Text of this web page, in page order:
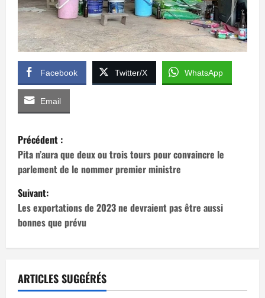
Facebook Twitter/X WhatsApp
Email
N
a
v
i
g
t
Précédent :
Pita n’aura que deux ou trois tours pour convaincre le
parlement de le nommer premier ministre
Suivant:
Les exportations de 2023 ne devraient pas être aussi
bonnes que prévu
ARTICLES SUGGÉRÉS